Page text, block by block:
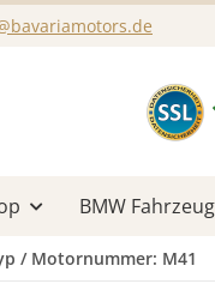
BMW
/ Motornummer: M41